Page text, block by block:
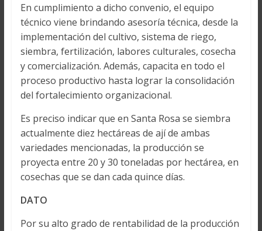
En cumplimiento a dicho convenio, el equipo
técnico viene brindando asesoría técnica, desde la
implementación del cultivo, sistema de riego,
siembra, fertilización, labores culturales, cosecha
y comercialización. Además, capacita en todo el
proceso productivo hasta lograr la consolidación
del fortalecimiento organizacional.
Es preciso indicar que en Santa Rosa se siembra
actualmente diez hectáreas de ají de ambas
variedades mencionadas, la producción se
proyecta entre 20 y 30 toneladas por hectárea, en
cosechas que se dan cada quince días.
DATO
Por su alto grado de rentabilidad de la producción